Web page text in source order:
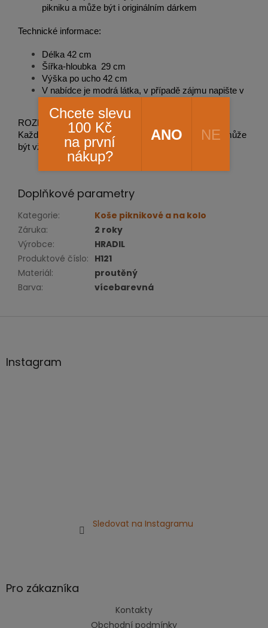
pikniku a může být i originálním dárkem
Technické informace:
Délka 42 cm
Šířka-hloubka 29 cm
Výška po ucho 42 cm
V nabídce je modrá látka, v případě zájmu napište v
ROZMĚRY a provedení proutí se mohou drobně lišit.
Každá výroba proutěného zboží je jedinečná a tak nemůže
být vždy na 100% rozměrově a provedením stejná.
Doplňkové parametry
Kategorie:
Koše piknikové a na kolo
Záruka:
2 roky
Výrobce:
HRADIL
Produktové číslo: H121
Materiál:
proutěný
Barva: vícebarevná
aInstagram
Sledovat na Instagramu
Pro zákazníka
Kontakty
Obchodní podmínky
Chcete slevu
100 Kč
na první
nákup?
ANO NE